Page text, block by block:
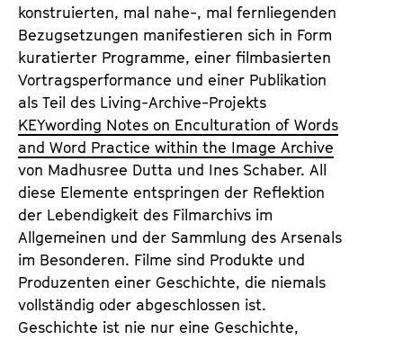
konstruierten, mal nahe-, mal fernliegenden
Bezugsetzungen manifestieren sich in Form
kuratierter Programme, einer filmbasierten
Vortragsperformance und einer Publikation
als Teil des Living-Archive-Projekts
KEYwording Notes on Enculturation of Words
and Word Practice within the Image Archive
von Madhusree Dutta und Ines Schaber. All
diese Elemente entspringen der Reflektion
der Lebendigkeit des Filmarchivs im
Allgemeinen und der Sammlung des Arsenals
im Besonderen. Filme sind Produkte und
Produzenten einer Geschichte, die niemals
vollständig oder abgeschlossen ist.
Geschichte ist nie nur eine Geschichte,